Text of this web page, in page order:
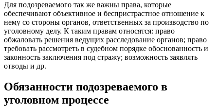
Для подозреваемого так же важны права, которые
обеспечивают объективное и беспристрастное отношение к
нему со стороны органов, ответственных за производство по
уголовному делу. К таким правам относятся: право
обжаловать решения ведущих расследование органов; право
требовать рассмотреть в судебном порядке обоснованность и
законность заключения под стражу; возможность заявлять
отводы и др.
Обязанности подозреваемого в
уголовном процессе